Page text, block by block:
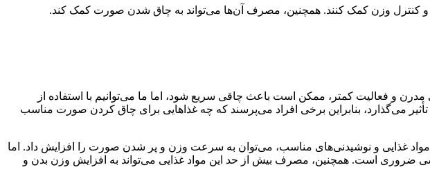
و کنترل وزن کمک کنند. همچنین، مصرف آن‌ها می‌تواند به چاق شدن صورت کمک کند.
و فعالیت کمتر، ممکن است باعث چاقی سریع شود، اما ما می‌توانیم با استفاده از
می‌گذارد، بنابراین برخی افراد می‌پرسند که چه غذاهایی برای چاق کردن صورت مناسب
غذایی و نوشیدنی‌های مناسب، می‌توان به سرعت وزن و پر شدن صورت را افزایش داد. اما
ضروری است. همچنین، مصرف بیش از حد این مواد غذایی می‌تواند به افزایش وزن بدن و